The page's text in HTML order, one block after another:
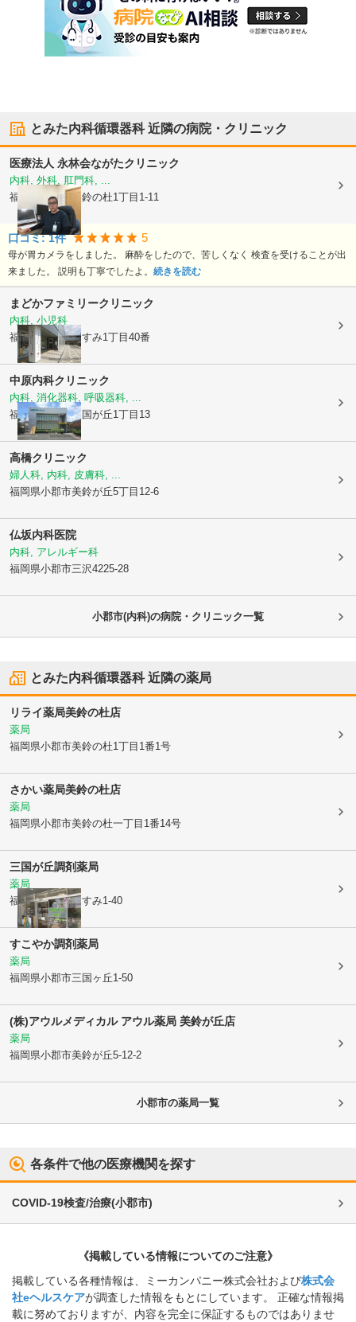
とみた内科循環器科近隣の病院・クリニック
医療法人 永林会ながたクリニック
内科, 外科, 肛門科, ...
福岡県小郡市
美鈴の杜1丁目1-11
口コミ:1件 5
母が胃カメラをしました。 麻酔をしたので、苦しくなく 検査を受けることが出
来ました。 説明も丁寧でしたよ。 続きを読む
まどかファミリークリニック
内科, 小児科
福岡県小郡市あすみ1丁目40番
中原内科クリニック
内科, 消化器科, 呼吸器科, ...
福岡県小郡市三国が丘1丁目13
高橋クリニック
婦人科, 内科, 皮膚科, ...
福岡県小郡市美鈴が丘5丁目12-6
仏坂内科医院
内科, アレルギー科
福岡県小郡市三沢4225-28
小郡市(内科)の病院・クリニック一覧
とみた内科循環器科近隣の薬局
リライ薬局美鈴の杜店
薬局
福岡県小郡市美鈴の杜1丁目1番1号
さかい薬局美鈴の杜店
薬局
福岡県小郡市美鈴の杜一丁目1番14号
三国が丘調剤薬局
薬局
福岡県小郡市あすみ1-40
すこやか調剤薬局
薬局
福岡県小郡市三国ヶ丘1-50
(株)アウルメディカル アウル薬局 美鈴が丘店
薬局
福岡県小郡市美鈴が丘5-12-2
小郡市の薬局一覧
各条件で他の医療機関を探す
COVID-19検査/治療(小郡市)
《掲載している情報についてのご注意》
掲載している各種情報は、ミーカンパニー株式会社および株式会
社eヘルスケアが調査した情報をもとにしています。 正確な情報掲
載に努めておりますが、内容を完全に保証するものではありませ